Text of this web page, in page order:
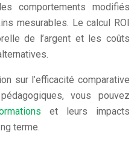
comportements modifiés
mesurables. Le calcul ROI
de l’argent et les coûts
sur l’efficacité comparative
vous pouvez
et leurs impacts
terme.